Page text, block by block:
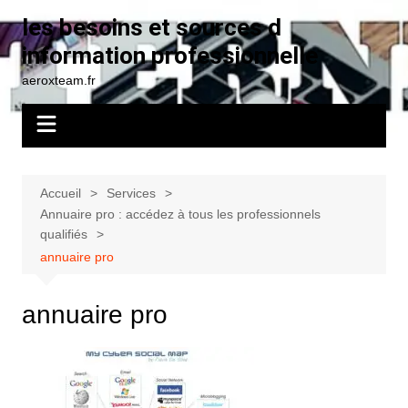
au
contenu
les besoins et sources d
information professionnelle
aeroxteam.fr
Accueil
Services
Annuaire pro : accédez à tous les professionnels
qualifiés
annuaire pro
annuaire pro